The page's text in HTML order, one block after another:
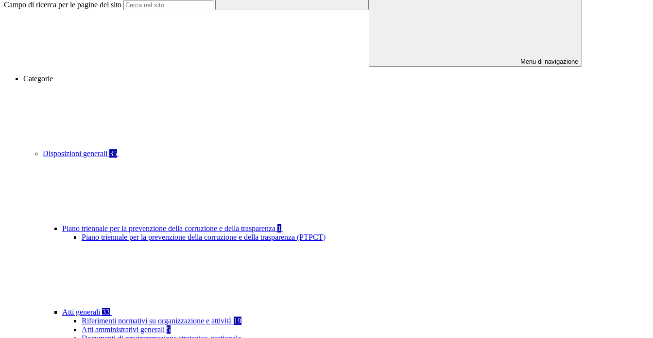
Campo di ricerca per le pagine del sito
Menu di navigazione
Categorie
Disposizioni generali 35
Piano triennale per la prevenzione della corruzione e della trasparenza 1
Piano triennale per la prevenzione della corruzione e della trasparenza (PTPCT)
Atti generali 33
Riferimenti normativi su organizzazione e attività 19
Atti amministrativi generali 5